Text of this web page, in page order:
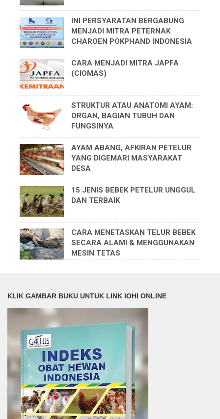
INI PERSYARATAN BERGABUNG
MENJADI MITRA PETERNAK
CHAROEN POKPHAND INDONESIA
CARA MENJADI MITRA JAPFA
(CIOMAS)
STRUKTUR ATAU ANATOMI AYAM:
ORGAN, BAGIAN TUBUH DAN
FUNGSINYA
AYAM ABANG, AFKIRAN PETELUR
YANG DIGEMARI MASYARAKAT
DESA
15 JENIS BEBEK PETELUR UNGGUL
DAN TERBAIK
CARA MENETASKAN TELUR BEBEK
SECARA ALAMI & MENGGUNAKAN
MESIN TETAS
KLIK GAMBAR BUKU UNTUK LINK IOHI ONLINE